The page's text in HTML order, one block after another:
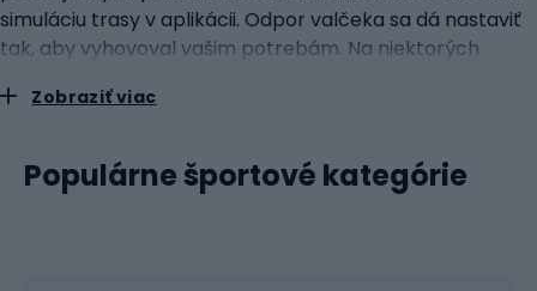
simuláciu trasy v aplikácii. Odpor valčeka sa dá nastaviť
tak, aby vyhovoval vašim potrebám. Na niektorých
alebo elektricky. Priame školenia sú najpokročilejšie.
valčekového trenažéra s pocitom z valčekového
trenažéra. Je tiež najtichší svojho druhu. Odpor sa
Zobraziť viac
Populárne športové kategórie